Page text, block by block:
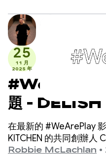
25
11 月
2025 年
#WeArePlay
題 -
何協助 1,300
在最新的 #WeArePlay
KITCHEN 的共同創辦人
Play 應用程式和遊戲幕
Robbie McLachlan •